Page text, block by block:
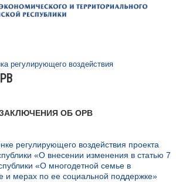
регулирующего воздействия
ОБ ОРВ
регулирующего воздействия проекта
«О внесении изменения в статью 7
«О многодетной семье в
и мерах по ее социальной поддержке»